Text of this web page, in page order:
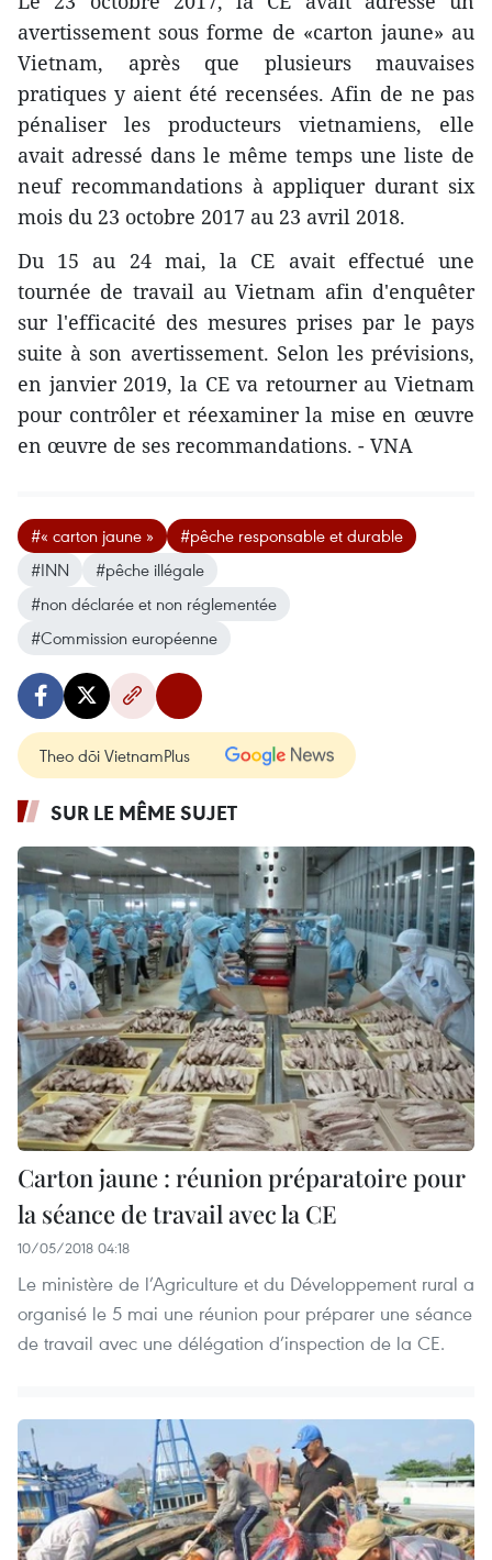
avertissement sous forme de «carton jaune» au
Vietnam, après que plusieurs mauvaises
pratiques y aient été recensées. Afin de ne pas
pénaliser les producteurs vietnamiens, elle
avait adressé dans le même temps une liste de
neuf recommandations à appliquer durant six
mois du 23 octobre 2017 au 23 avril 2018.
Du 15 au 24 mai, la CE avait effectué une
tournée de travail au Vietnam afin d'enquêter
sur l'efficacité des mesures prises par le pays
suite à son avertissement. Selon les prévisions,
en janvier 2019, la CE va retourner au Vietnam
pour contrôler et réexaminer la mise en œuvre
en œuvre de ses recommandations. - VNA
#« carton jaune »
#pêche responsable et durable
#INN
#pêche illégale
#non déclarée et non réglementée
#Commission européenne
Theo dõi VietnamPlus
SUR LE MÊME SUJET
Carton jaune : réunion préparatoire pour
la séance de travail avec la CE
10/05/2018 04:18
Le ministère de l’Agriculture et du Développement rural a
organisé le 5 mai une réunion pour préparer une séance
de travail avec une délégation d’inspection de la CE.